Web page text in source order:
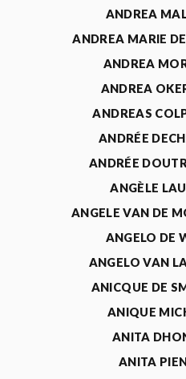
ANDREA
ANDREA MARIE
ANDREA
ANDREA
ANDREAS
ANDRÉE
ANDRÉE
ANGÈLE
ANGELE VAN DE
ANGELO DE
ANGELO VAN
ANICQUE DE
ANIQUE
ANITA
ANITA